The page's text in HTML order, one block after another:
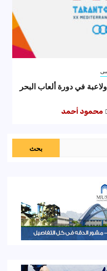
مشاركة 498 لاعبا ولاعبة في دورة ألعاب البحر
محمود أحمد